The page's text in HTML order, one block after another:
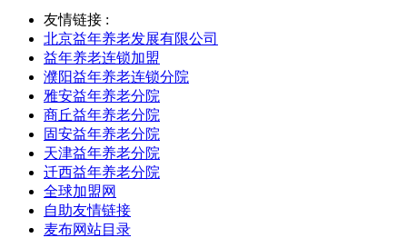
友情链接 :
北京益年养老发展有限公司
益年养老连锁加盟
濮阳益年养老连锁分院
雅安益年养老分院
商丘益年养老分院
固安益年养老分院
天津益年养老分院
迁西益年养老分院
全球加盟网
自助友情链接
麦布网站目录